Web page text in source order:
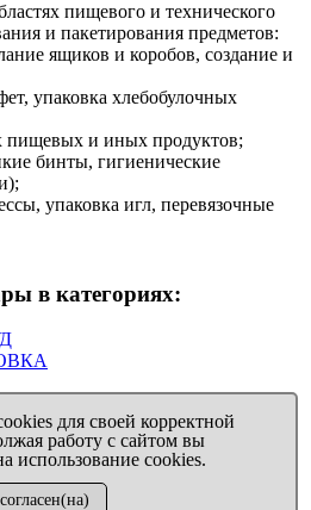
пищевого и технического
и пакетирования предметов:
ящиков и коробов, создание и
упаковка хлебобулочных
и иных продуктов;
бинты, гигиенические
упаковка игл, перевязочные
в категориях:
для своей корректной
работу с сайтом вы
использование cookies.
согласен(на)